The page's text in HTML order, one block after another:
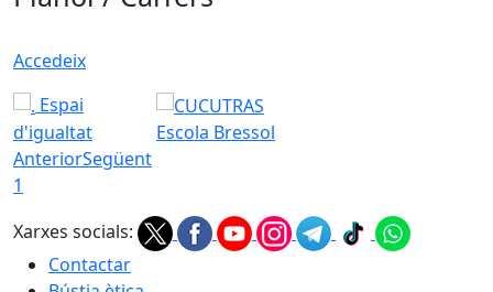
Accedeix
Espai
d'igualtat
Escola Bressol
AnteriorSegüent
1
Xarxes socials:
Contactar